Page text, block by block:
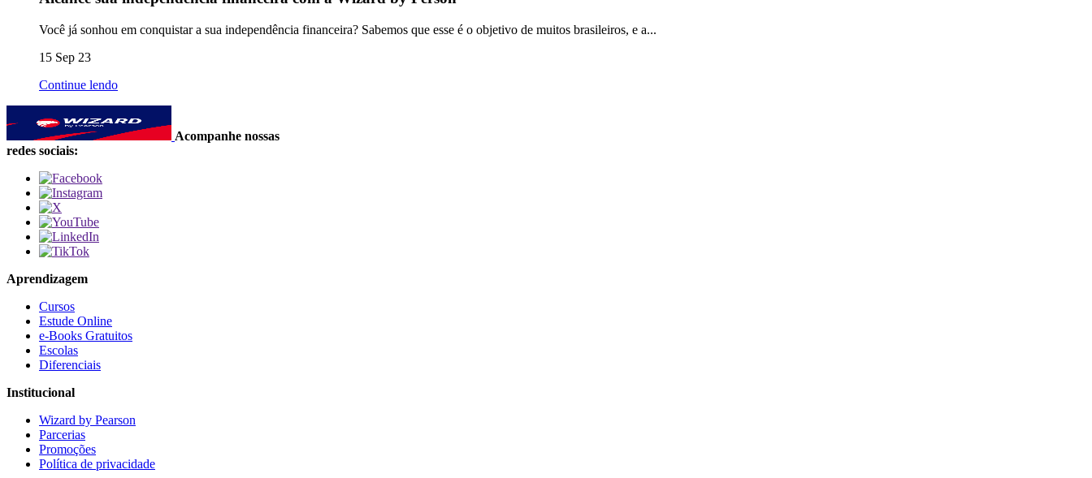
Você já sonhou em conquistar a sua independência financeira? Sabemos que esse é o objetivo de muitos brasileiros, e a...
15 Sep 23
Continue lendo
Acompanhe nossas
redes sociais:
Aprendizagem
Cursos
Estude Online
e-Books Gratuitos
Escolas
Diferenciais
Institucional
Wizard by Pearson
Parcerias
Promoções
Política de privacidade